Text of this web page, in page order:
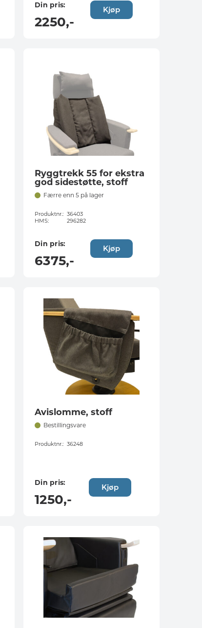
Din pris:
2250,-
Kjøp
Ryggtrekk 55 for ekstra
god sidestøtte, stoff
Færre enn 5 på lager
Produktnr.: 36403
HMS:
296282
Din pris:
6375,-
Kjøp
Avislomme, stoff
Bestillingsvare
Produktnr.: 36248
Din pris:
1250,-
Kjøp